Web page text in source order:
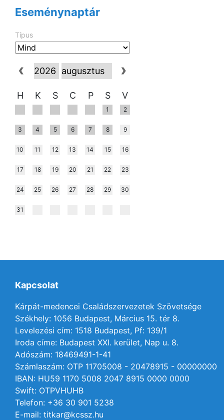
Eseménynaptár
Típus
H K S C P S V
1 2
3 4 5 6 7 8 9
10 11 12 13 14 15 16
17 18 19 20 21 22 23
24 25 26 27 28 29 30
31
Kapcsolat
Kárpát-medencei Családszervezetek Szövetsége
Székhely: 1056 Budapest, Március 15. tér 8.
Levelezési cím: 1518 Budapest, Pf: 139/1
Iroda címe: Budapest XXI. kerület, Nap u. 8.
Adószám: 18469491-1-41
Számlaszám: OTP 11705008 - 20478915 - 00000000
IBAN: HU59 1170 5008 2047 8915 0000 0000
Swift: OTPVHUHB
Telefon: +36 30 901 5238
E-mail: titkar@kcssz.hu